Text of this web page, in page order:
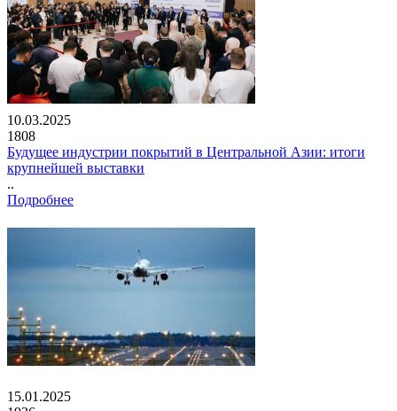
10.03.2025
1808
Будущее индустрии покрытий в Центральной Азии: итоги
крупнейшей выставки
..
Подробнее
15.01.2025